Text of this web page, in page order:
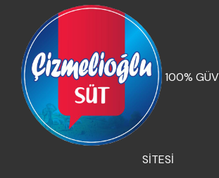
100%
SİTESİ